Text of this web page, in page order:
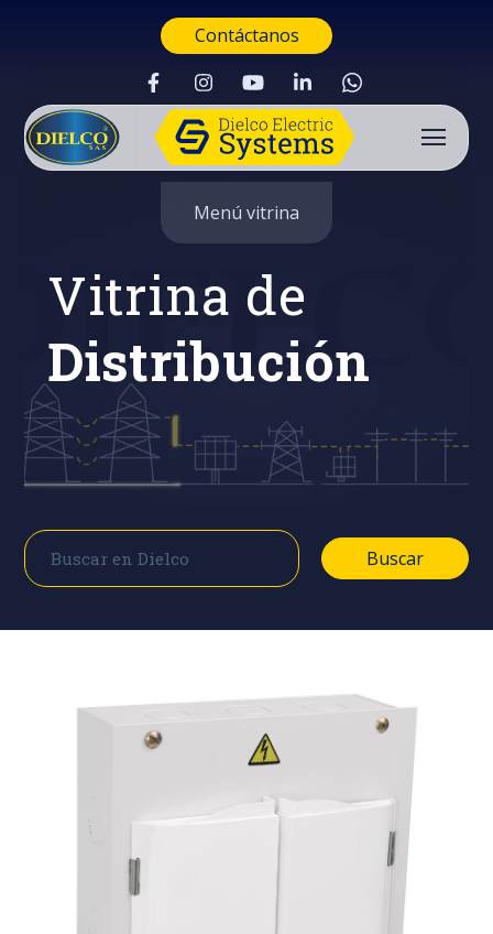
Contáctanos
Buscar
Menú vitrina
Vitrina de
Distribución
Buscar
Buscar